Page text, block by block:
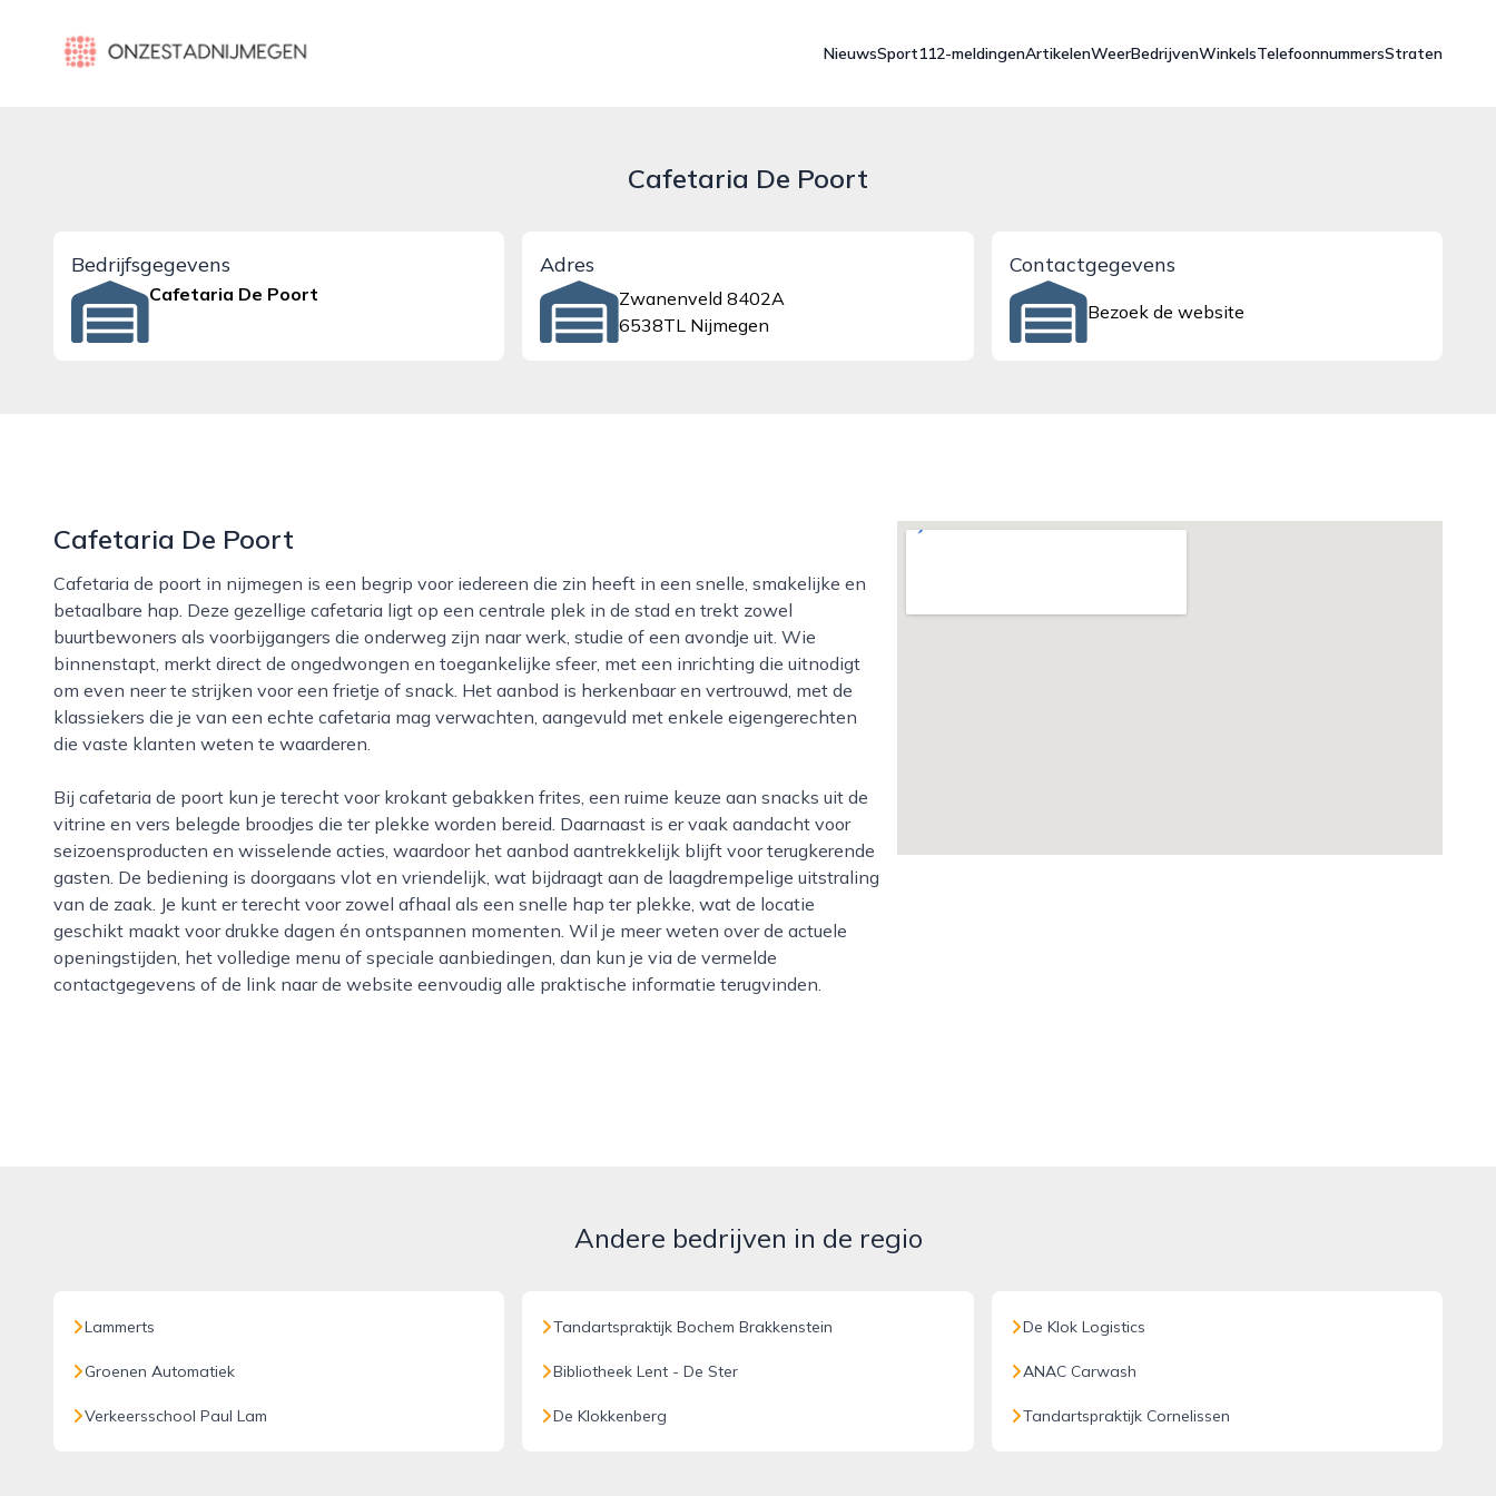
onzestadnijmegen.nl
NieuwsSport112-meldingenArtikelenWeerBedrijvenWinkelsTelefoonnummersStraten
Cafetaria De Poort
Bedrijfsgegevens
Cafetaria De Poort
Adres
Zwanenveld 8402A
6538TL Nijmegen
Contactgegevens
Bezoek de website
Cafetaria De Poort
Cafetaria de poort in nijmegen is een begrip voor iedereen die zin heeft in een snelle, smakelijke en
betaalbare hap. Deze gezellige cafetaria ligt op een centrale plek in de stad en trekt zowel
buurtbewoners als voorbijgangers die onderweg zijn naar werk, studie of een avondje uit. Wie
binnenstapt, merkt direct de ongedwongen en toegankelijke sfeer, met een inrichting die uitnodigt
om even neer te strijken voor een frietje of snack. Het aanbod is herkenbaar en vertrouwd, met de
klassiekers die je van een echte cafetaria mag verwachten, aangevuld met enkele eigengerechten
die vaste klanten weten te waarderen.
Bij cafetaria de poort kun je terecht voor krokant gebakken frites, een ruime keuze aan snacks uit de
vitrine en vers belegde broodjes die ter plekke worden bereid. Daarnaast is er vaak aandacht voor
seizoensproducten en wisselende acties, waardoor het aanbod aantrekkelijk blijft voor terugkerende
gasten. De bediening is doorgaans vlot en vriendelijk, wat bijdraagt aan de laagdrempelige uitstraling
van de zaak. Je kunt er terecht voor zowel afhaal als een snelle hap ter plekke, wat de locatie
geschikt maakt voor drukke dagen én ontspannen momenten. Wil je meer weten over de actuele
openingstijden, het volledige menu of speciale aanbiedingen, dan kun je via de vermelde
contactgegevens of de link naar de website eenvoudig alle praktische informatie terugvinden.
Andere bedrijven in de regio
Lammerts
Groenen Automatiek
Verkeersschool Paul Lam
Tandartspraktijk Bochem Brakkenstein
Bibliotheek Lent - De Ster
De Klokkenberg
De Klok Logistics
ANAC Carwash
Tandartspraktijk Cornelissen